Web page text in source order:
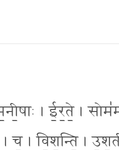
। ई॒र॒ते॒ ।
च॒ । वि॒श॒न्ति॒ ।